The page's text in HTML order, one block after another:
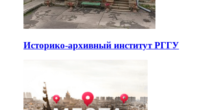
Историко-архивный институт РГГУ